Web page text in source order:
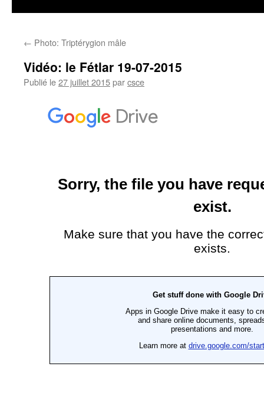
← Photo: Triptérygion mâle
Vidéo: le Fétlar 19-07-2015
Publié le27 juillet 2015parcsce